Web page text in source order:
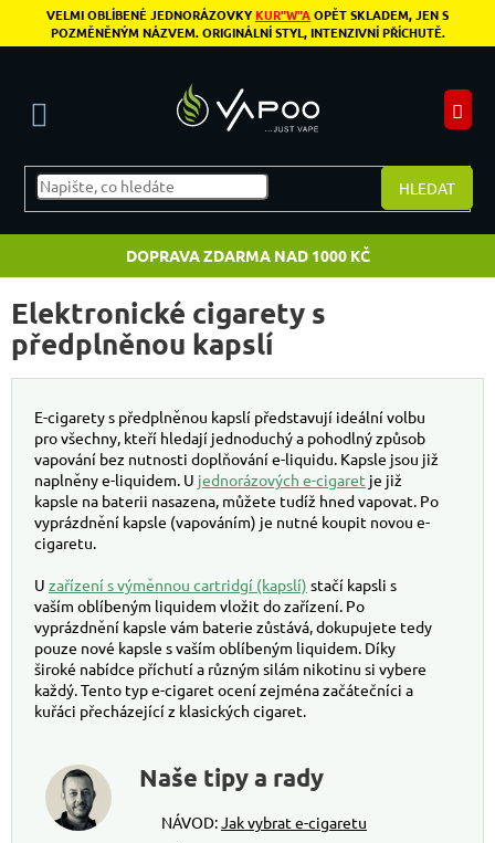
Přejít na obsah
VELMI OBLÍBENÉ JEDNORÁZOVKYKUR"W"AOPĚT SKLADEM, JEN S
POZMĚNĚNÝM NÁZVEM. ORIGINÁLNÍ STYL, INTENZIVNÍ PŘÍCHUTĚ.
HLEDAT
DOPRAVA ZDARMA NAD 1000 KČ
Elektronické cigarety s
předplněnou kapslí
E-cigarety s předplněnou kapslí představují ideální volbu
pro všechny, kteří hledají jednoduchý a pohodlný způsob
vapování bez nutnosti doplňování e-liquidu. Kapsle jsou již
naplněny e-liquidem. U jednorázových e-cigaret je již
kapsle na baterii nasazena, můžete tudíž hned vapovat. Po
vyprázdnění kapsle (vapováním) je nutné koupit novou e-
cigaretu.
U zařízení s výměnnou cartridgí (kapslí) stačí kapsli s
vaším oblíbeným liquidem vložit do zařízení. Po
vyprázdnění kapsle vám baterie zůstává, dokupujete tedy
pouze nové kapsle s vaším oblíbeným liquidem. Díky
široké nabídce příchutí a různým silám nikotinu si vybere
každý. Tento typ e-cigaret ocení zejména začátečníci a
kuřáci přecházející z klasických cigaret.
Naše tipy a rady
NÁVOD:Jak vybrat e-cigaretu